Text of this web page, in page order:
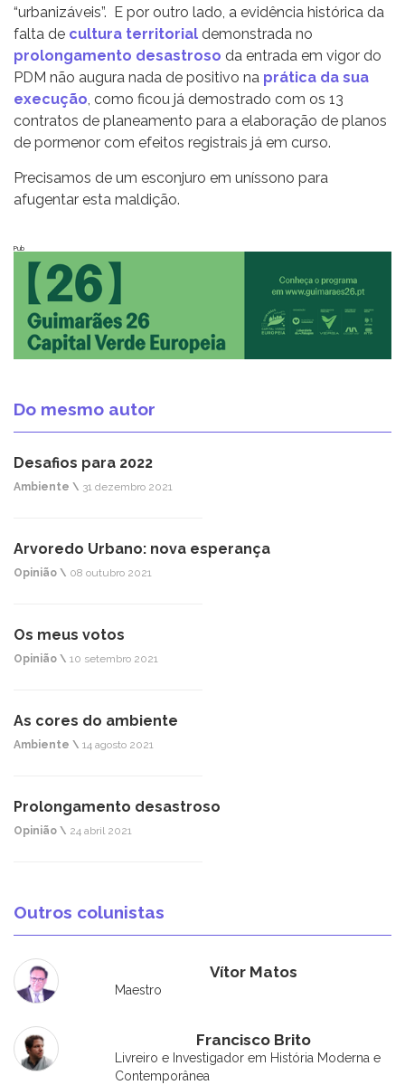
“urbanizáveis”. E por outro lado, a evidência histórica da
falta de cultura territorial demonstrada no
prolongamento desastroso da entrada em vigor do
PDM não augura nada de positivo na prática da sua
execução , como ficou já demostrado com os 13
contratos de planeamento para a elaboração de planos
de pormenor com efeitos registrais já em curso.
Precisamos de um esconjuro em uníssono para
afugentar esta maldição.
Pub
Do mesmo autor
Desafios para 2022
Ambiente \ 31 dezembro 2021
Arvoredo Urbano: nova esperança
Opinião \ 08 outubro 2021
Os meus votos
Opinião \ 10 setembro 2021
As cores do ambiente
Ambiente \ 14 agosto 2021
Prolongamento desastroso
Opinião \ 24 abril 2021
Outros colunistas
Vítor Matos
Maestro
Francisco Brito
Livreiro e Investigador em História Moderna e
Contemporânea